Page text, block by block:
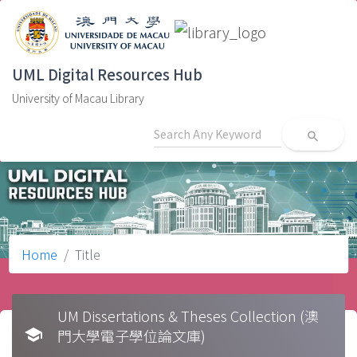
UML Digital Resources Hub
University of Macau Library
search
Home Title
school
UM Dissertations & Theses Collection (澳
門大學電子學位論文庫)